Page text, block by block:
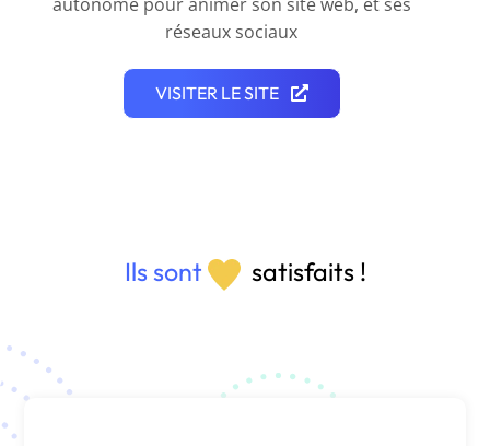
réseaux sociaux
VISITER LE SITE
Ils sont satisfaits !